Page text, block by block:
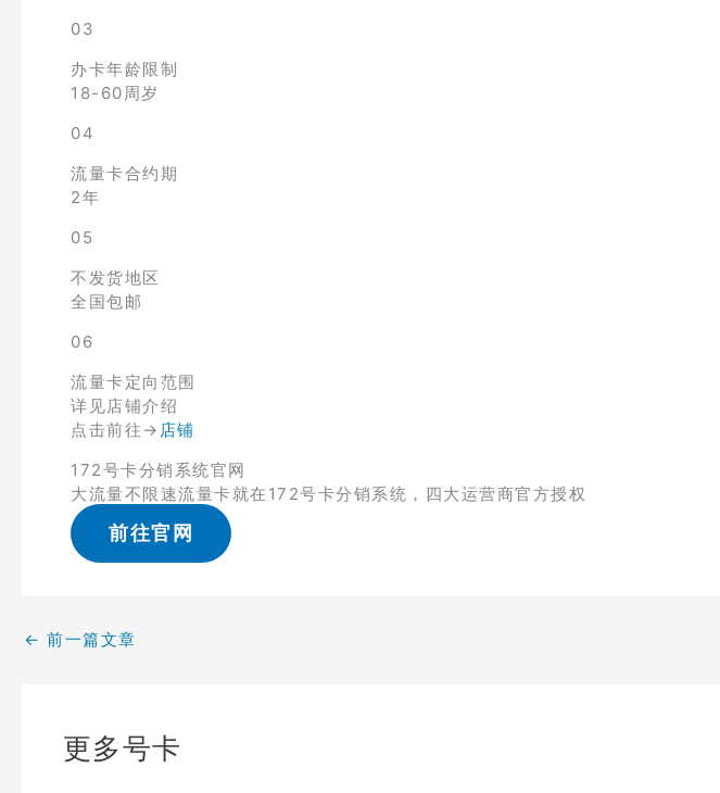
03
办卡年龄限制
18-60周岁
04
流量卡合约期
2年
05
不发货地区
全国包邮
06
流量卡定向范围
详见店铺介绍
点击前往→ 店铺
172号卡分销系统官网
大流量不限速流量卡就在172号卡分销系统，四大运营商官方授权
前往官网
← 前一篇文章
更多号卡